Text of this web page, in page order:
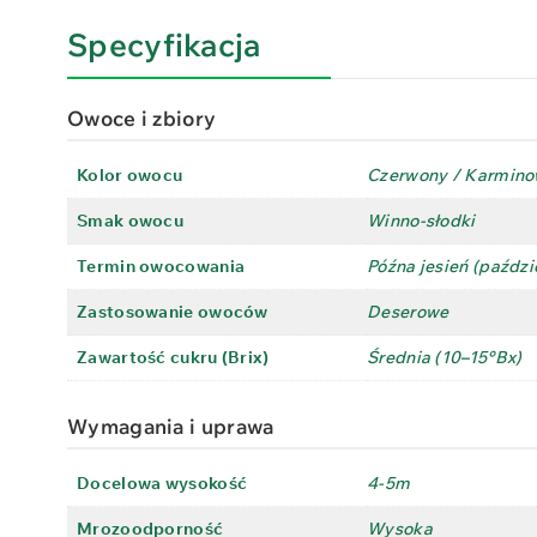
Specyfikacja
Owoce i zbiory
Kolor owocu Czerwony /
Smak owocu Winno-słodki
Termin owocowania Późna jesień
Zastosowanie owoców Deserowe
Zawartość cukru (Brix) Średnia (10–15°Bx)
Wymagania i uprawa
Docelowa wysokość 4-5m
Mrozoodporność Wysoka